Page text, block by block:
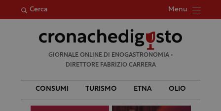
Cerca Menu
per:
GIORNALE ONLINE DI ENOGASTRONOMIA •
DIRETTORE FABRIZIO CARRERA
CONSUMI TURISMO ETNA OLIO